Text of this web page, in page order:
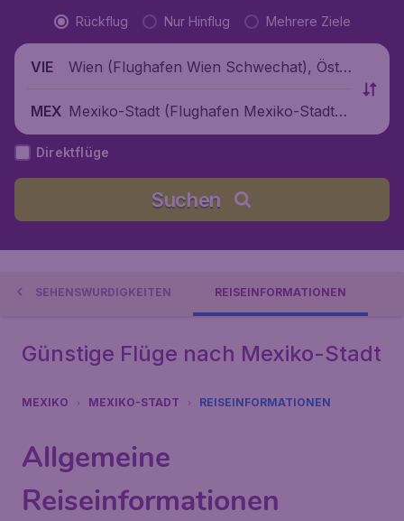
Rückflug Nur Hinflug Mehrere Ziele
VIE
Wien (Flughafen Wien Schwechat), Öste
MEX Mexiko-Stadt (Flughafen Mexiko-Stadt),
Mexiko
Direktflüge
Suchen
SEHENSWÜRDIGKEITEN REISEINFORMATIONEN
Günstige Flüge nach Mexiko-Stadt
MEXIKO MEXIKO-STADT REISEINFORMATIONEN
Allgemeine
Reiseinformationen